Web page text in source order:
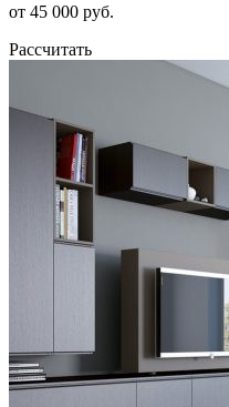
от 45 000 руб.
Рассчитать